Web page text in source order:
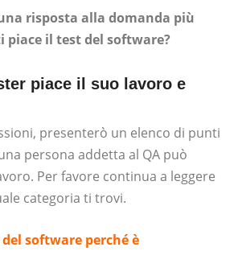
risposta alla domanda più
piace il test del software?
piace il suo lavoro e
presenterò un elenco di punti
persona addetta al QA può
Per favore continua a leggere
categoria ti trovi.
software perché è